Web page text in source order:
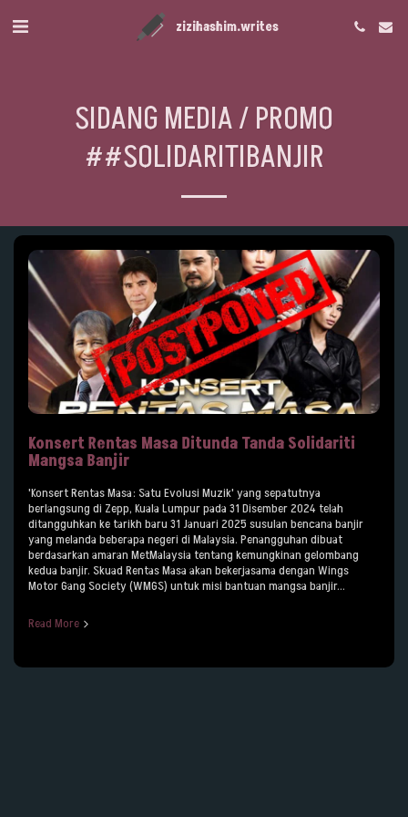
zizihashim.writes
SIDANG MEDIA / PROMO
##SOLIDARITIBANJIR
Konsert Rentas Masa Ditunda Tanda Solidariti
Mangsa Banjir
'Konsert Rentas Masa: Satu Evolusi Muzik' yang sepatutnya
berlangsung di Zepp, Kuala Lumpur pada 31 Disember 2024 telah
ditangguhkan ke tarikh baru 31 Januari 2025 susulan bencana banjir
yang melanda beberapa negeri di Malaysia. Penangguhan dibuat
berdasarkan amaran MetMalaysia tentang kemungkinan gelombang
kedua banjir. Skuad Rentas Masa akan bekerjasama dengan Wings
Motor Gang Society (WMGS) untuk misi bantuan mangsa banjir...
Read More